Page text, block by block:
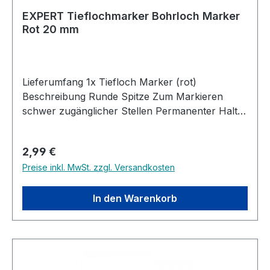
Hand und neigt nicht zum kippeln, im Gegensatz
zu sonst üblichen Kombi-Winkeln.
EXPERT Tieflochmarker Bohrloch Marker
Rot 20 mm
Lieferumfang 1x Tiefloch Marker (rot)
Beschreibung Runde Spitze Zum Markieren
schwer zugänglicher Stellen Permanenter Halt
Regulärer Preis:
2,99 €
Preise inkl. MwSt. zzgl. Versandkosten
In den Warenkorb